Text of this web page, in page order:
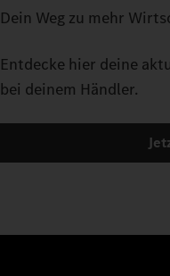
willst mehr? Es gibt
vorausschauende
5 Prozentsenken. Auf der
Landstraße.
Dein Weg zu mehr
Entdecke hier deine
bei deinem Händler.